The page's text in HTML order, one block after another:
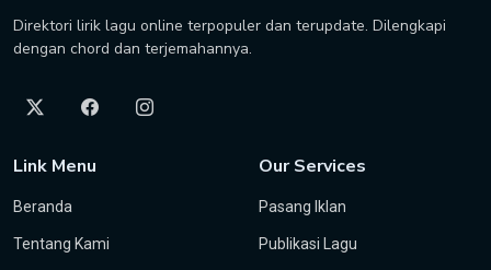
Direktori lirik lagu online terpopuler dan terupdate. Dilengkapi
dengan chord dan terjemahannya.
Link Menu
Beranda
Tentang Kami
Our Services
Pasang Iklan
Publikasi Lagu